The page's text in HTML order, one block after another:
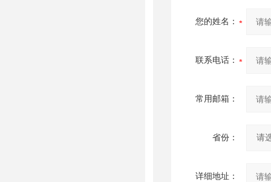
您的姓名：
联系电话：
常用邮箱：
省份：
详细地址：